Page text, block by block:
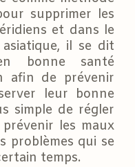
supprimer les
et dans le
il se dit
bonne santé
afin de prévenir
leur bonne
simple de régler
les maux
problèmes qui se
temps.